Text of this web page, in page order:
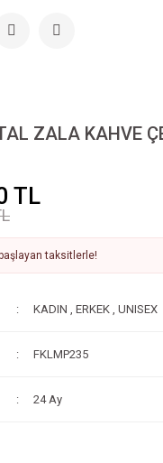
ZALA KAHVE
TL
taksitlerle!
KADIN ,ERKEK ,UNISEX
FKLMP235
24 Ay